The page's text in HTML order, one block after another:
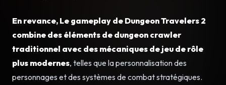
En revance, Le gameplay de Dungeon Travelers 2
combine des éléments de dungeon crawler
traditionnel avec des mécaniques de jeu de rôle
plus modernes, telles que la personnalisation des
personnages et des systèmes de combat stratégiques.